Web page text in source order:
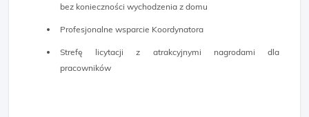
bez konieczności wychodzenia z domu
Profesjonalne wsparcie Koordynatora
Strefę licytacji z atrakcyjnymi nagrodami dla
pracowników